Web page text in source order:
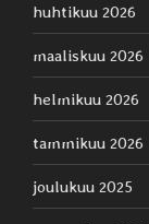
huhtikuu 2026
maaliskuu 2026
helmikuu 2026
tammikuu 2026
joulukuu 2025